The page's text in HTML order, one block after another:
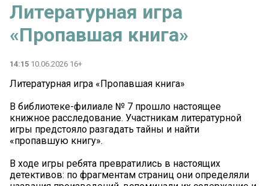
Литературная игра
«Пропавшая книга»
14:15 10.06.2026 16+
Литературная игра «Пропавшая книга»
В библиотеке-филиале № 7 прошло настоящее
книжное расследование. Участникам литературной
игры предстояло разгадать тайны и найти
«пропавшую книгу».
В ходе игры ребята превратились в настоящих
детективов: по фрагментам страниц они определяли